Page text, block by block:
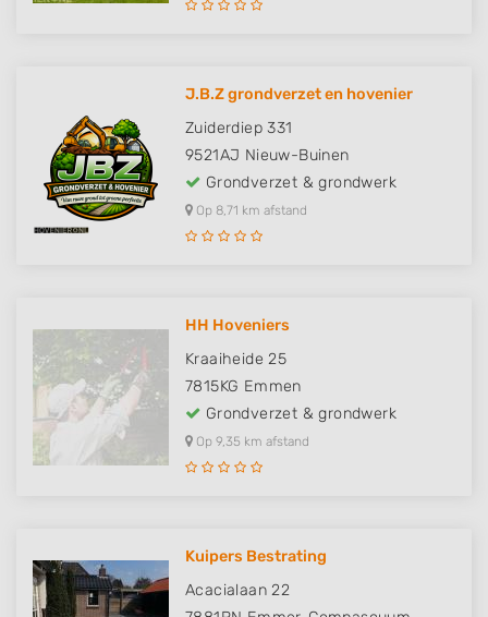
J.B.Z grondverzet en hovenier
Zuiderdiep 331
9521AJ Nieuw-Buinen
Grondverzet & grondwerk
Op 8,71 km afstand
HH Hoveniers
Kraaiheide 25
7815KG Emmen
Grondverzet & grondwerk
Op 9,35 km afstand
Kuipers Bestrating
Acacialaan 22